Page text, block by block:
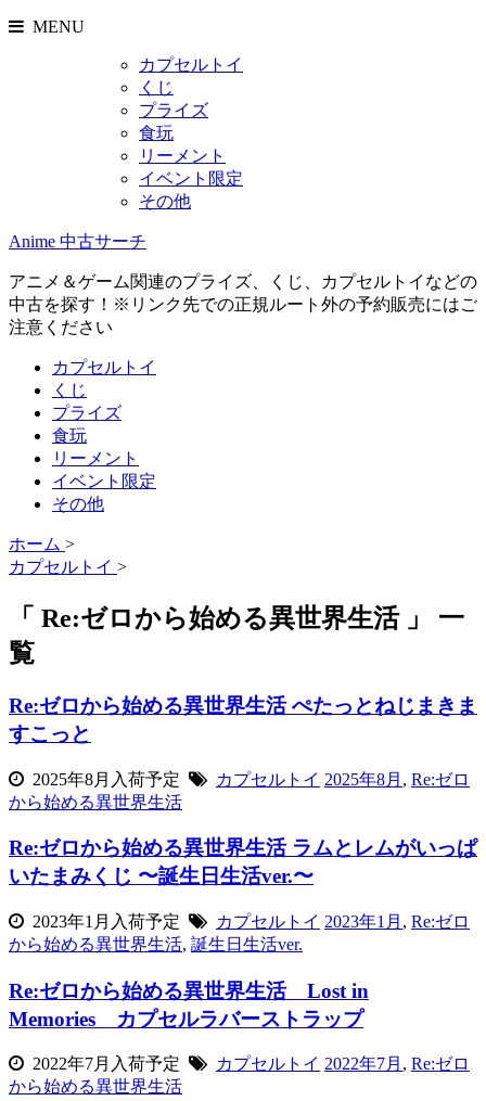
MENU
カプセルトイ
くじ
プライズ
食玩
リーメント
イベント限定
その他
Anime 中古サーチ
アニメ＆ゲーム関連のプライズ、くじ、カプセルトイなどの
中古を探す！※リンク先での正規ルート外の予約販売にはご
注意ください
カプセルトイ
くじ
プライズ
食玩
リーメント
イベント限定
その他
ホーム >
カプセルトイ >
「 Re:ゼロから始める異世界生活 」 一
覧
Re:ゼロから始める異世界生活 ぺたっとねじまきま
すこっと
2025年8月入荷予定 カプセルトイ 2025年8月 , Re:ゼロ
から始める異世界生活
Re:ゼロから始める異世界生活 ラムとレムがいっぱ
いたまみくじ 〜誕生日生活ver.〜
2023年1月入荷予定 カプセルトイ 2023年1月 , Re:ゼロ
から始める異世界生活, 誕生日生活ver.
Re:ゼロから始める異世界生活 Lost in
Memories カプセルラバーストラップ
2022年7月入荷予定 カプセルトイ 2022年7月 , Re:ゼロ
から始める異世界生活